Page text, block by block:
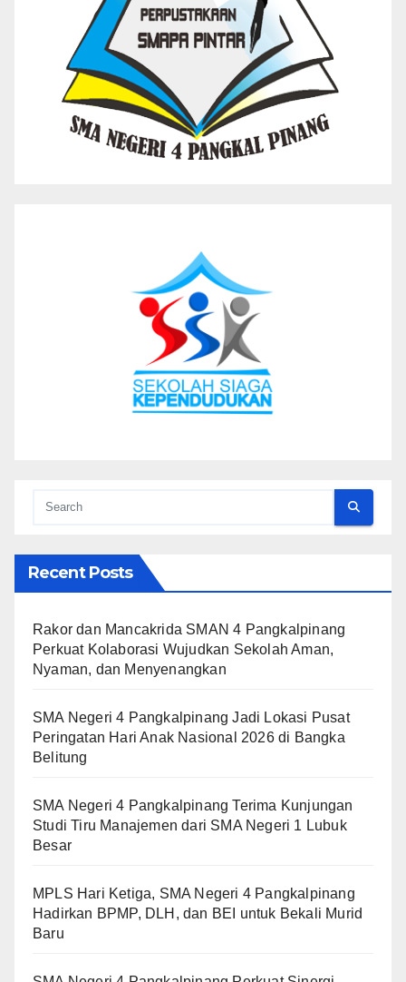
Recent Posts
Rakor dan Mancakrida SMAN 4 Pangkalpinang
Perkuat Kolaborasi Wujudkan Sekolah Aman,
Nyaman, dan Menyenangkan
SMA Negeri 4 Pangkalpinang Jadi Lokasi Pusat
Peringatan Hari Anak Nasional 2026 di Bangka
Belitung
SMA Negeri 4 Pangkalpinang Terima Kunjungan
Studi Tiru Manajemen dari SMA Negeri 1 Lubuk
Besar
MPLS Hari Ketiga, SMA Negeri 4 Pangkalpinang
Hadirkan BPMP, DLH, dan BEI untuk Bekali Murid
Baru